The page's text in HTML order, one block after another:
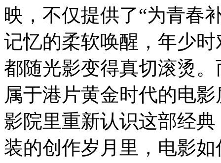
映，不仅提供了“为青春
记忆的柔软唤醒，年少
都随光影变得真切滚烫
属于港片黄金时代的电
影院里重新认识这部经
装的创作岁月里，电影